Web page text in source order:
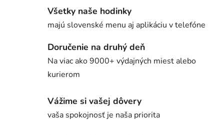
Všetky naše hodinky
majú slovenské menu aj aplikáciu v telefóne
Doručenie na druhý deň
Na viac ako 9000+ výdajných miest alebo
kurierom
Vážime si vašej dôvery
vaša spokojnosť je naša priorita